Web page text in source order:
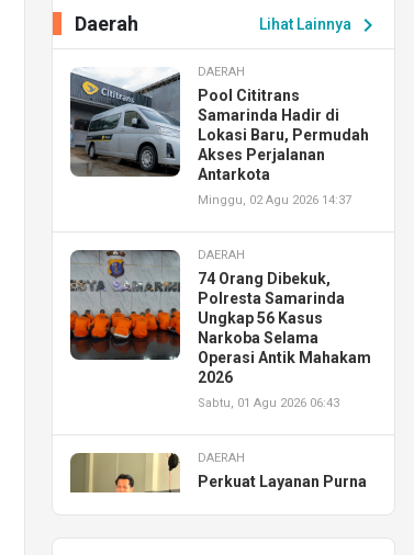
Lihat Lainnya chevron_right
Daerah
DAERAH
Pool Cititrans
Samarinda Hadir di
Lokasi Baru, Permudah
Akses Perjalanan
Antarkota
Minggu, 02 Agu 2026 14:37
DAERAH
74 Orang Dibekuk,
Polresta Samarinda
Ungkap 56 Kasus
Narkoba Selama
Operasi Antik Mahakam
2026
Sabtu, 01 Agu 2026 06:43
DAERAH
Perkuat Layanan Purna
Resmikan AHASS